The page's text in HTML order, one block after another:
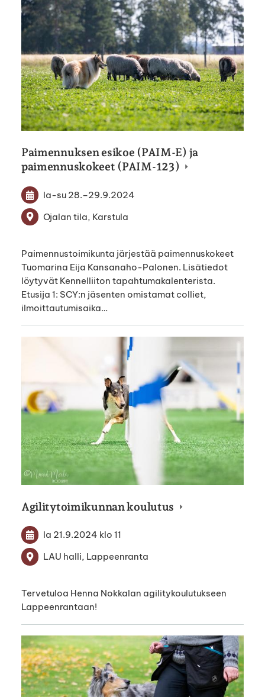
Paimennuksen esikoe (PAIM-E) ja
paimennuskokeet (PAIM-123)
la-su 28.–29.9.2024
Ojalan tila, Karstula
Paimennustoimikunta järjestää paimennuskokeet
Tuomarina Eija Kansanaho-Palonen. Lisätiedot
löytyvät Kennelliiton tapahtumakalenterista.
Etusija 1: SCY:n jäsenten omistamat colliet,
ilmoittautumisaika…
Agilitytoimikunnan koulutus
la 21.9.2024 klo 11
LAU halli, Lappeenranta
Tervetuloa Henna Nokkalan agilitykoulutukseen
Lappeenrantaan!